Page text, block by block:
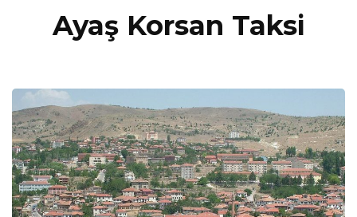
Ayaş Korsan Taksi